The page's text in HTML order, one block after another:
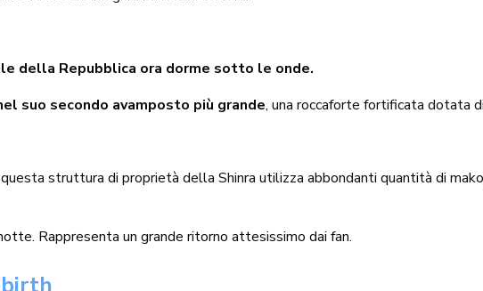
della Repubblica ora dorme sotto le onde.
suo secondo avamposto più grande, una roccaforte fortificata dotata
struttura di proprietà della Shinra utilizza abbondanti quantità di
Rappresenta un grande ritorno attesissimo dai fan.